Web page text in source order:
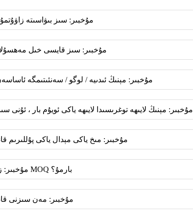
مۇخبىر: سىز بىۋاسىتە
مۇخبىر: سىز قايسى خىل
مۇخبىر: مېنىڭ ئىدىيە / لوگو / سەنئىتىمگە
مۇخبىر: مېنىڭ لايىھە توغرىسىدا لايىھە ياكى ئويۇم بار ، ئۇنى
مۇخبىر: مىخ ياكى مېدال ياكى پۇللىرىم
مۇخبىر: زاۋۇتىڭىزدا باشلىنىدىغان MOQ بارمۇ؟
مۇخبىر: مەن سىزنى